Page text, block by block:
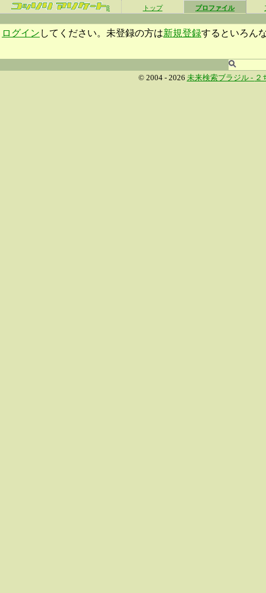
β トップ プロファイル
ログイン してください。未登録の方は新規登録するといろん
© 2004 - 2026 未来検索ブラジル - ２